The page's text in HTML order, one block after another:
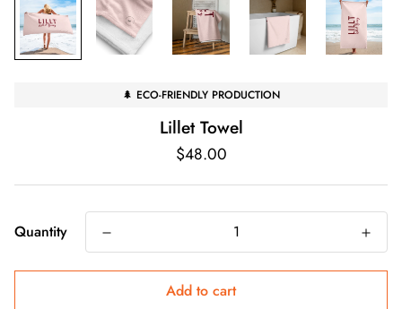
🌲 ECO-FRIENDLY PRODUCTION
Lillet Towel
Regular
$48.00
Quantity
Add to cart